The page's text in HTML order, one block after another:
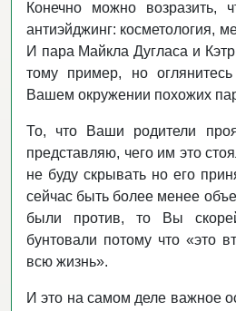
Конечно можно возразить,
антиэйджинг: косметология,
И пара Майкла Дугласа и
тому пример, но
Вашем окружении похожих
То, что Ваши родители
представляю, чего им это
не буду скрывать но его
сейчас быть более менее
были против, то Вы
бунтовали потому что «это
всю жизнь».
И это на самом деле важное